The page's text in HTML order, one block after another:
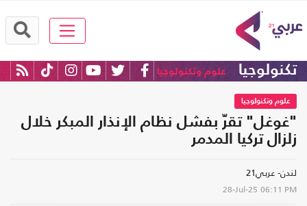
تكنولوجيا علوم وتكنولوجيا
علوم وتكنولوجيا
"غوغل" تقرّ بفشل نظام الإنذار المبكر خلال
زلزال تركيا المدمر
لندن- عربي21
28-Jul-25 06:11 PM